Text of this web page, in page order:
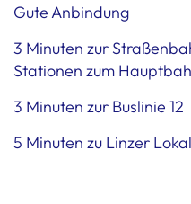
Gute Anbindung
3 Minuten zur
Stationen zum
3 Minuten zur Buslinie 12
5 Minuten zu Linzer